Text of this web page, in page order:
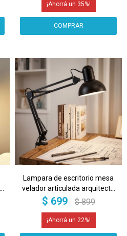
35
Lampara de escritorio mesa
velador articulada arquitecto
con morsa pinza IMBACK
$ 699 $ 899
22